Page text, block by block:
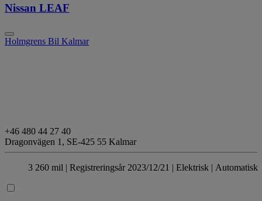
Nissan LEAF
Holmgrens Bil Kalmar
+46 480 44 27 40
Dragonvägen 1, SE-425 55 Kalmar
3 260 mil | Registreringsår 2023/12/21 | Elektrisk | Automatisk